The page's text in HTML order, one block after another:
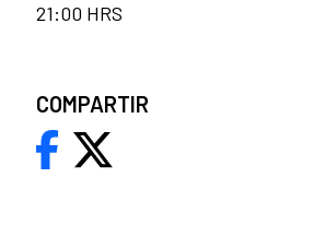
21:00 HRS
COMPARTIR